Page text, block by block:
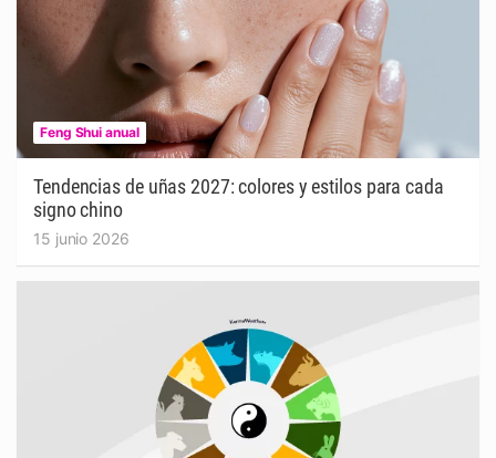
Feng Shui anual
Tendencias de uñas 2027: colores y estilos para cada
signo chino
15 junio 2026